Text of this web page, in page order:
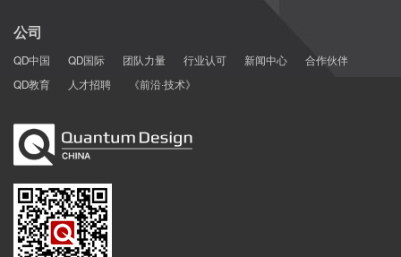
公司
QD中国 QD国际 团队力量 行业认可 新闻中心
合作伙伴
QD教育
人才招聘 《前沿·技术》